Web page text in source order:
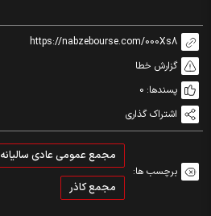
https://nabzebourse.com/000Xs8
گزارش خطا
پسندها: 0
اشتراک گذاری
برچسب ها:
مجمع عمومی عادی سالیانه
مجمع کاذر